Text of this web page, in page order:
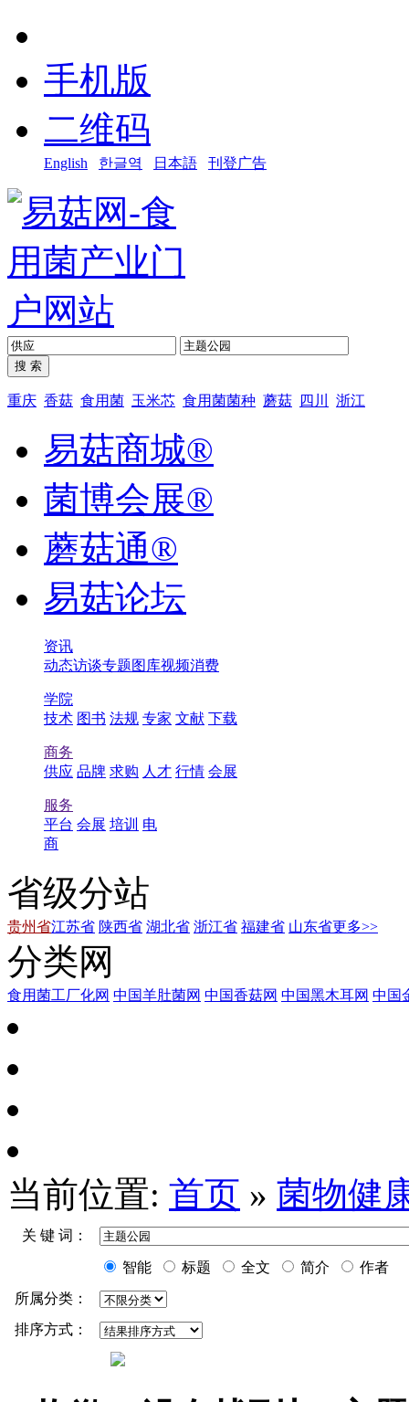
手机版
二维码
English 한글역 日本語 刊登广告
重庆 香菇 食用菌 玉米芯 食用菌菌种 蘑菇 四川 浙江
易菇商城®
菌博会展®
蘑菇通®
易菇论坛
资讯
动态访谈专题图库视频消费
学院
技术 图书 法规 专家 文献 下载
商务
供应 品牌 求购 人才 行情 会展
服务
平台 会展 培训 电
商
省级分站
贵州省江苏省 陕西省 湖北省 浙江省 福建省 山东省更多>>
分类网
食用菌工厂化网 中国羊肚菌网 中国香菇网 中国黑木耳网 中国
当前位置: 首页 » 菌物健
关 键 词：
智能 标题 全文 简介
作者
所属分类：
排序方式：